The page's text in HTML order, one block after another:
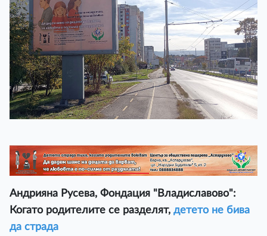
Андрияна Русева, Фондация "Владиславово":
Когато родителите се разделят, детето не бива
да страда